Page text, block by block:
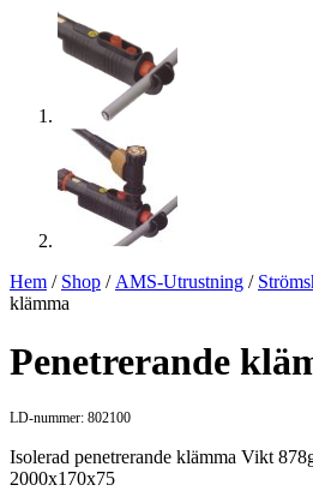
Hem / Shop / AMS-Utrustning /
klämma
Penetrerande
LD-nummer: 802100
Isolerad penetrerande klämma Vikt
2000x170x75